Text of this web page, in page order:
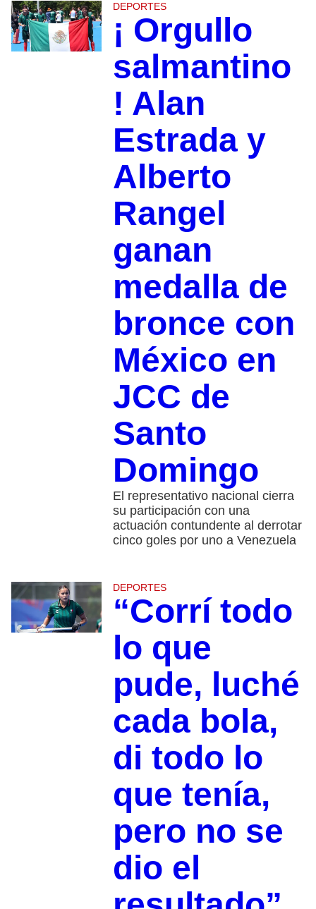
DEPORTES
¡ Orgullo
salmantino
! Alan
Estrada y
Alberto
Rangel
ganan
medalla de
bronce con
México en
JCC de
Santo
Domingo
El representativo nacional cierra
su participación con una
actuación contundente al derrotar
cinco goles por uno a Venezuela
DEPORTES
“Corrí todo
lo que
pude, luché
cada bola,
di todo lo
que tenía,
pero no se
dio el